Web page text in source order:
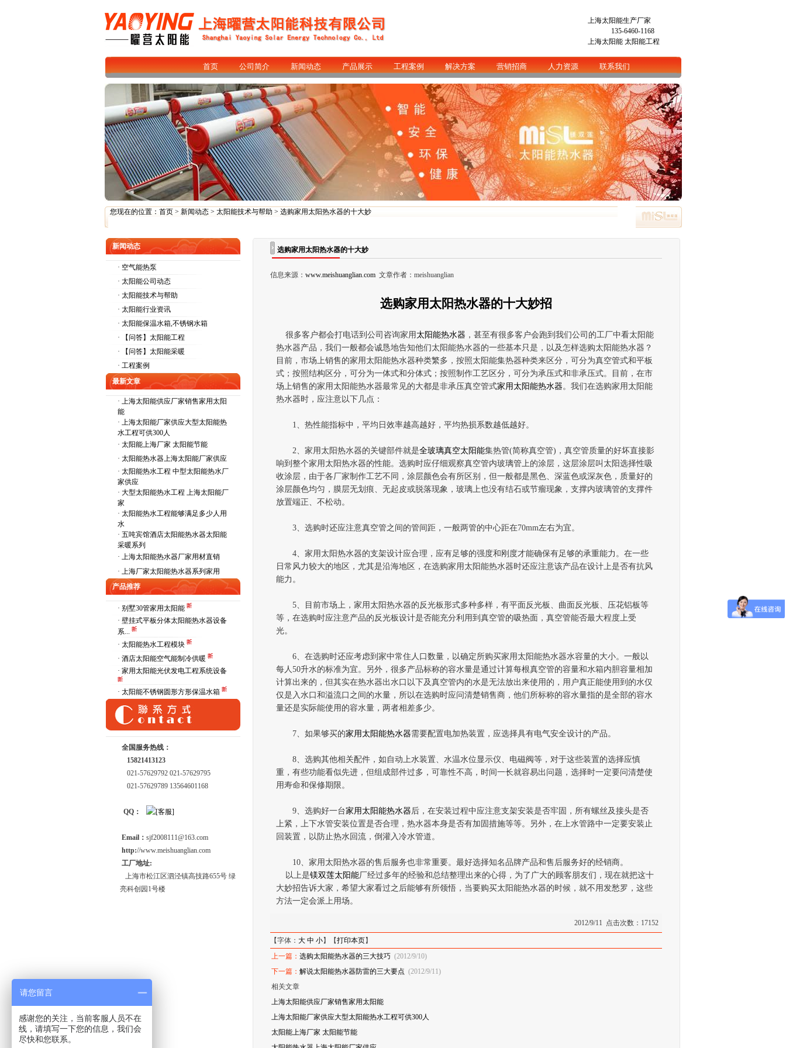
上海太阳能生产厂家
135-6460-1168
上海太阳能 太阳能工程
首页 公司简介 新闻动态 产品展示 工程案例 解决方案 营销招商 人力资源 联系我们
您现在的位置： 首页> 新闻动态> 太阳能技术与帮助 > 选购家用太阳热水器的十大妙
新闻动态
· 空气能热泵
· 太阳能公司动态
· 太阳能技术与帮助
· 太阳能行业资讯
· 太阳能保温水箱,不锈钢水箱
· 【问答】太阳能工程
· 【问答】太阳能采暖
· 工程案例
最新文章
· 上海太阳能供应厂家销售家用太阳
能
· 上海太阳能厂家供应大型太阳能热
水工程可供300人
· 太阳能上海厂家 太阳能节能
· 太阳能热水器上海太阳能厂家供应
· 太阳能热水工程 中型太阳能热水厂
家供应
· 大型太阳能热水工程 上海太阳能厂
家
· 太阳能热水工程能够满足多少人用
水
· 五吨宾馆酒店太阳能热水器太阳能
采暖系列
· 上海太阳能热水器厂家用材直销
· 上海厂家太阳能热水器系列家用
产品推荐
· 别墅30管家用太阳能
· 壁挂式平板分体太阳能热水器设备
系...
· 太阳能热水工程模块
· 酒店太阳能空气能制冷供暖
· 家用太阳能光伏发电工程系统设备
· 太阳能不锈钢圆形方形保温水箱
全国服务热线：
15821413123
021-57629792 021-57629795
021-57629789 13564601168
QQ：
Email： sjf2008111@163.com
http://www.meishuanglian.com
工厂地址:
上海市松江区泗泾镇高技路655号 绿
亮科创园1号楼
选购家用太阳热水器的十大妙
信息来源： www.meishuanglian.com 文章作者：meishuanglian
选购家用太阳热水器的十大妙招
很多客户都会打电话到公司咨询家用 太阳能热水器 ，甚至有很多客户会跑到我们公司的工厂中看太阳能
热水器产品，我们一般都会诚恳地告知他们太阳能热水器的一些基本只是，以及怎样选购太阳能热水器？
目前，市场上销售的家用太阳能热水器种类繁多，按照太阳能集热器种类来区分，可分为真空管式和平板
式；按照结构区分，可分为一体式和分体式；按照制作工艺区分，可分为承压式和非承压式。目前，在市
场上销售的家用太阳能热水器最常见的大都是非承压真空管式家用太阳能热水器 。我们在选购家用太阳能
热水器时，应注意以下几点：
1 、热性能指标中，平均日效率越高越好，平均热损系数越低越好。
2 、家用太阳热水器的关键部件就是全玻璃真空太阳能集热管(简称真空管) ，真空管质量的好坏直接影
响到整个家用太阳热水器的性能。选购时应仔细观察真空管内玻璃管上的涂层，这层涂层叫太阳选择性吸
收涂层，由于各厂家制作工艺不同，涂层颜色会有所区别，但一般都是黑色、深蓝色或深灰色，质量好的
涂层颜色均匀，膜层无划痕、无起皮或脱落现象，玻璃上也没有结石或节瘤现象，支撑内玻璃管的支撑件
放置端正、不松动。
3 、选购时还应注意真空管之间的管间距，一般两管的中心距在70mm左右为宜。
4 、家用太阳热水器的支架设计应合理，应有足够的强度和刚度才能确保有足够的承重能力。在一些
日常风力较大的地区，尤其是沿海地区，在选购家用太阳能热水器时还应注意该产品在设计上是否有抗风
能力。
5 、目前市场上，家用太阳热水器的反光板形式多种多样，有平面反光板、曲面反光板、压花铝板等
等，在选购时应注意产品的反光板设计是否能充分利用到真空管的吸热面，真空管能否最大程度上受
光。
6 、在选购时还应考虑到家中常住人口数量，以确定所购买家用太阳能热水器水容量的大小。一般以
每人 50升水的标准为宜。另外，很多产品标称的容水量是通过计算每根真空管的容量和水箱内胆容量相加
计算出来的，但其实在热水器出水口以下及真空管内的水是无法放出来使用的，用户真正能使用到的水仅
仅是入水口和溢流口之间的水量，所以在选购时应问清楚销售商，他们所标称的容水量指的是全部的容水
量还是实际能使用的容水量，两者相差多少。
7 、如果够买的家用太阳能热水器需要配置电加热装置，应选择具有电气安全设计的产品。
8 、选购其他相关配件，如自动上水装置、水温水位显示仪、 电磁阀等，对于这些装置的选择应慎
重，有些功能看似先进，但组成部件过多，可靠性不高，时间一长就容易出问题，选择时一定要问清楚使
用寿命和保修期限。
9 、选购好一台家用太阳能热水器 后，在安装过程中应注意支架安装是否牢固，所有螺丝及接头是否
上紧，上下水管安装位置是否合理，热水器本身是否有加固措施等等。另外，在上水管路中一定要安装止
回装置，以防止热水回流，倒灌入冷水管道。
10 、家用太阳热水器的售后服务也非常重要。最好选择知名品牌产品和售后服务好的经销商。
以上是镁双莲太阳能厂经过多年的经验和总结整理出来的心得，为了广大的顾客朋友们，现在就把这十
大妙招告诉大家，希望大家看过之后能够有所领悟，当要购买太阳能热水器的时候，就不用发愁罗，这些
方法一定会派上用场。
2012/9/11 点击次数：17152
【字体： 大 中 小】【打印本页】
上一篇： 选购太阳能热水器的三大技巧 (2012/9/10)
下一篇： 解说太阳能热水器防雷的三大要点 (2012/9/11)
相关文章
上海太阳能供应厂家销售家用太阳能
上海太阳能厂家供应大型太阳能热水工程可供300人
太阳能上海厂家 太阳能节能
请您留言
感谢您的关注，当前客服人员不在
线，请填写一下您的信息，我们会
尽快和您联系。